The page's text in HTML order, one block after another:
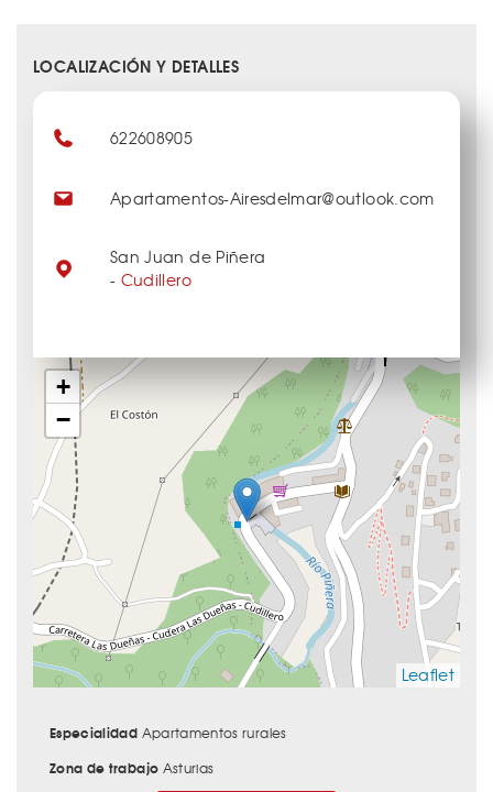
LOCALIZACIÓN Y DETALLES
+
−
Leaflet
622608905
Apartamentos-Airesdelmar@outlook.com
San Juan de Piñera
- Cudillero
Especialidad Apartamentos rurales
Zona de trabajo Asturias